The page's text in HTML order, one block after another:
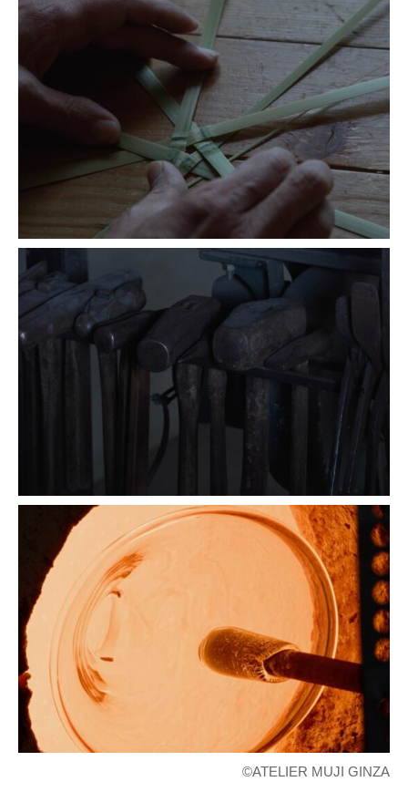
©️ATELIER MUJI GINZA